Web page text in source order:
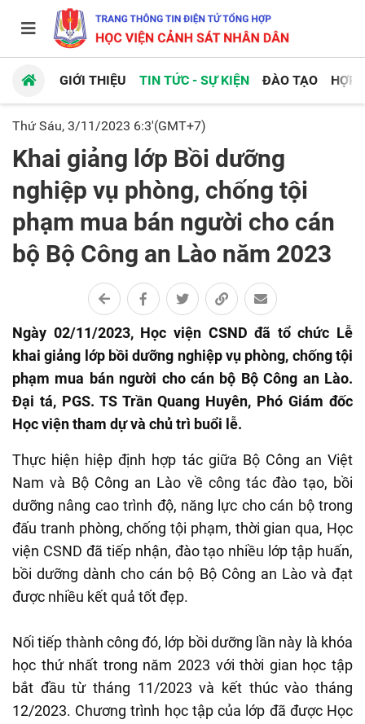
GIỚI THIỆU TIN TỨC - SỰ KIỆN ĐÀO TẠO HỢP
Thứ Sáu, 3/11/2023 6:3'(GMT+7)
Khai giảng lớp Bồi dưỡng
nghiệp vụ phòng, chống tội
phạm mua bán người cho cán
bộ Bộ Công an Lào năm 2023
Ngày 02/11/2023, Học viện CSND đã tổ chức Lễ
khai giảng lớp bồi dưỡng nghiệp vụ phòng, chống tội
phạm mua bán người cho cán bộ Bộ Công an Lào.
Đại tá, PGS. TS Trần Quang Huyên, Phó Giám đốc
Học viện tham dự và chủ trì buổi lễ.
Thực hiện hiệp định hợp tác giữa Bộ Công an Việt
Nam và Bộ Công an Lào về công tác đào tạo, bồi
dưỡng nâng cao trình độ, năng lực cho cán bộ trong
đấu tranh phòng, chống tội phạm, thời gian qua, Học
viện CSND đã tiếp nhận, đào tạo nhiều lớp tập huấn,
bồi dưỡng dành cho cán bộ Bộ Công an Lào và đạt
được nhiều kết quả tốt đẹp.
Nối tiếp thành công đó, lớp bồi dưỡng lần này là khóa
học thứ nhất trong năm 2023 với thời gian học tập
bắt đầu từ tháng 11/2023 và kết thúc vào tháng
12/2023. Chương trình học tập của lớp đã được Học